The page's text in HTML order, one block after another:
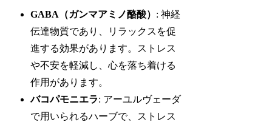
GABA（ガンマアミノ酪酸） : 神経
伝達物質であり、リラックスを促
進する効果があります。ストレス
や不安を軽減し、心を落ち着ける
作用があります。
バコパモニエラ: アーユルヴェーダ
で用いられるハーブで、ストレス